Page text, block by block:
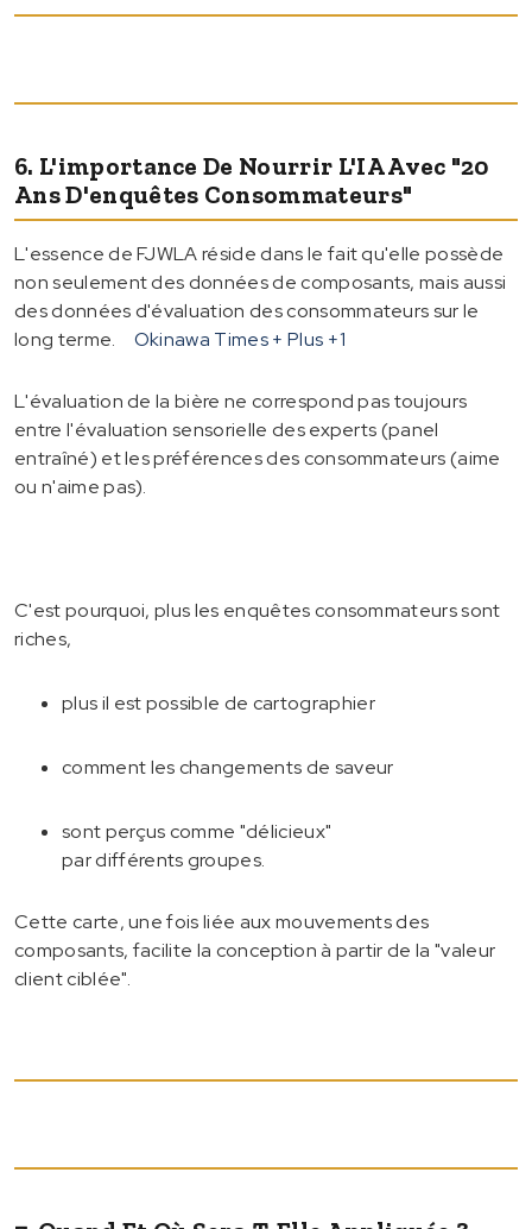
6. L'importance De Nourrir L'IA Avec "20
Ans D'enquêtes Consommateurs"
L'essence de FJWLA réside dans le fait qu'elle possède
non seulement des données de composants, mais aussi
des données d'évaluation des consommateurs sur le
long terme.
Okinawa Times + Plus +1
L'évaluation de la bière ne correspond pas toujours
entre l'évaluation sensorielle des experts (panel
entraîné) et les préférences des consommateurs (aime
ou n'aime pas).
C'est pourquoi, plus les enquêtes consommateurs sont
riches,
plus il est possible de cartographier
comment les changements de saveur
sont perçus comme "délicieux"
par différents groupes.
Cette carte, une fois liée aux mouvements des
composants, facilite la conception à partir de la "valeur
client ciblée".